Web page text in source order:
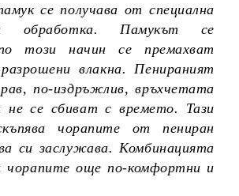
се получава от специална
обработка. Памукът се
този начин се премахват
влакна. Пенираният
по-издръжлив, връхчетата
се сбиват с времето. Тази
чорапите от пениран
си заслужава. Комбинацията
чорапите още по-комфортни и